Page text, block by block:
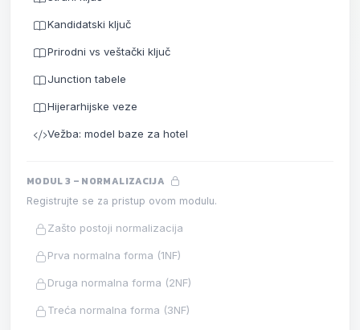
Kandidatski ključ
Prirodni vs veštački ključ
Junction tabele
Hijerarhijske veze
Vežba: model baze za hotel
MODUL 3 – NORMALIZACIJA
Registrujte se za pristup ovom modulu.
Zašto postoji normalizacija
Prva normalna forma (1NF)
Druga normalna forma (2NF)
Treća normalna forma (3NF)